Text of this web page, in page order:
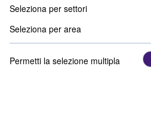
Seleziona per settori
Seleziona per area
Permetti la selezione multipla